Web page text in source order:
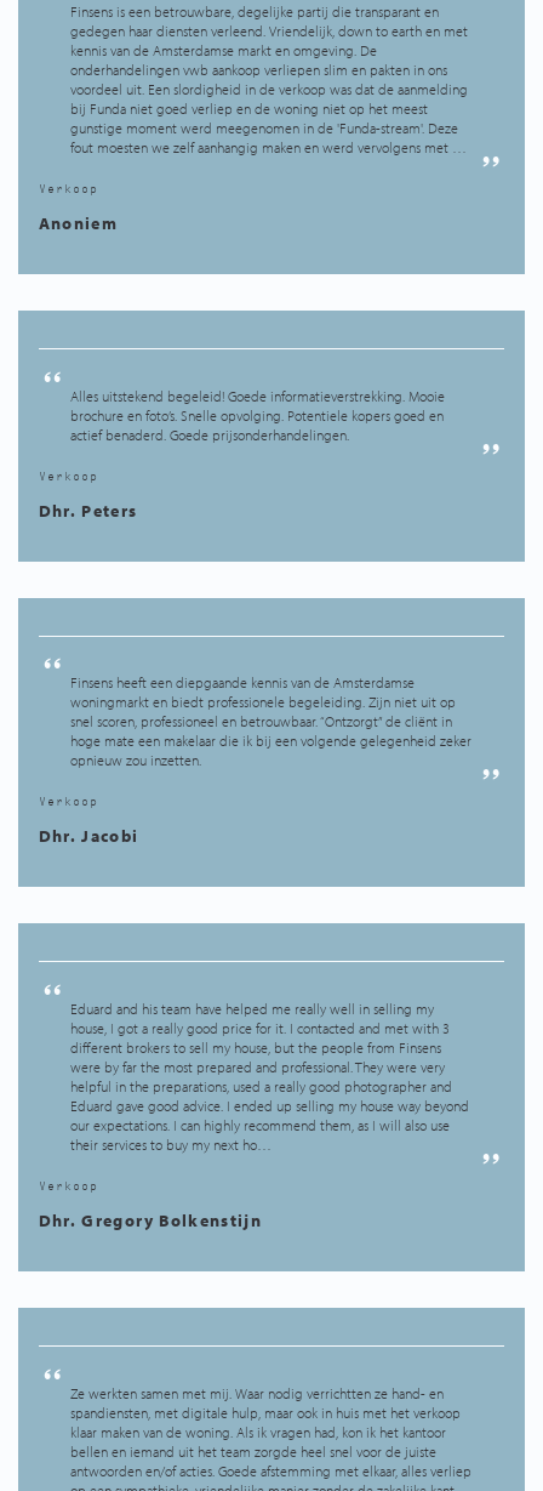
Finsens is een betrouwbare, degelijke partij die transparant en
gedegen haar diensten verleend. Vriendelijk, down to earth en met
kennis van de Amsterdamse markt en omgeving. De
onderhandelingen vwb aankoop verliepen slim en pakten in ons
voordeel uit. Een slordigheid in de verkoop was dat de aanmelding
bij Funda niet goed verliep en de woning niet op het meest
gunstige moment werd meegenomen in de 'Funda-stream'. Deze
fout moesten we zelf aanhangig maken en werd vervolgens met …
Verkoop
Anoniem
Alles uitstekend begeleid! Goede informatieverstrekking. Mooie
brochure en foto’s. Snelle opvolging. Potentiele kopers goed en
actief benaderd. Goede prijsonderhandelingen.
Verkoop
Dhr. Peters
Finsens heeft een diepgaande kennis van de Amsterdamse
woningmarkt en biedt professionele begeleiding. Zijn niet uit op
snel scoren, professioneel en betrouwbaar. “Ontzorgt” de cliënt in
hoge mate een makelaar die ik bij een volgende gelegenheid zeker
opnieuw zou inzetten.
Verkoop
Dhr. Jacobi
Eduard and his team have helped me really well in selling my
house, I got a really good price for it. I contacted and met with 3
different brokers to sell my house, but the people from Finsens
were by far the most prepared and professional. They were very
helpful in the preparations, used a really good photographer and
Eduard gave good advice. I ended up selling my house way beyond
our expectations. I can highly recommend them, as I will also use
their services to buy my next ho…
Verkoop
Dhr. Gregory Bolkenstijn
Ze werkten samen met mij. Waar nodig verrichtten ze hand- en
spandiensten, met digitale hulp, maar ook in huis met het verkoop
klaar maken van de woning. Als ik vragen had, kon ik het kantoor
bellen en iemand uit het team zorgde heel snel voor de juiste
antwoorden en/of acties. Goede afstemming met elkaar, alles verliep